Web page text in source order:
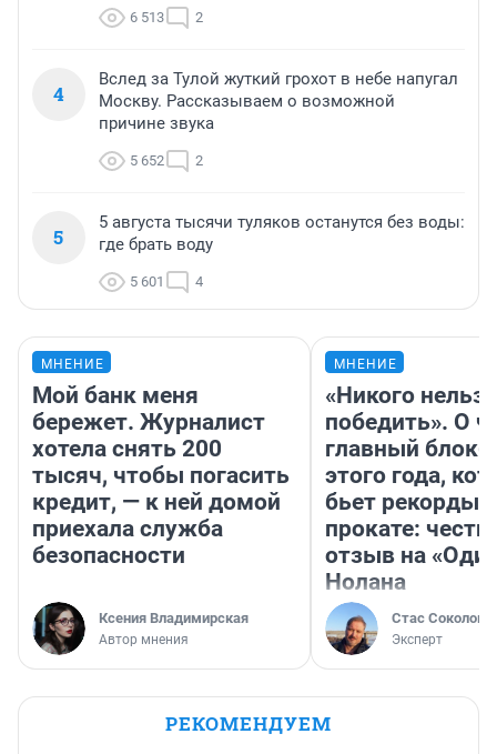
6 513 2
4
Вслед за Тулой жуткий грохот в небе напугал
Москву. Рассказываем о возможной
причине звука
5 652 2
5
5 августа тысячи туляков останутся без воды:
где брать воду
5 601 4
МНЕНИЕ
Мой банк меня
бережет. Журналист
хотела снять 200
тысяч, чтобы погасить
кредит, — к ней домой
приехала служба
безопасности
Ксения Владимирская
Автор мнения
МНЕНИЕ
«Никого нельзя
победить». О
главный
этого года,
бьет рекорды в
прокате:
отзыв на
Нолана
Стас Соколов
Эксперт
РЕКОМЕНДУЕМ